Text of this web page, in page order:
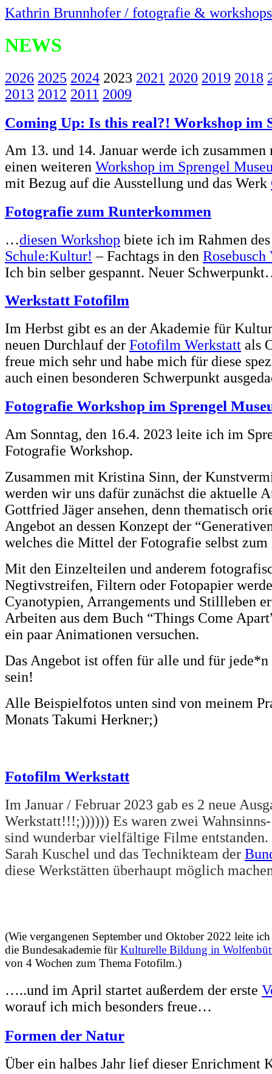
Kathrin Brunnhofer / fotografie & workshops
NEWS
2026 2025 2024 2023 2021 2020 2019 2018
2013 2012 2011 2009
Coming Up: Is this real?! Workshop im
Am 13. und 14. Januar werde ich
einen weiteren Workshop im Sprengel
mit Bezug auf die Ausstellung und das Werk
Fotografie zum Runterkommen
…diesen Workshop biete ich im Rahmen
Schule:Kultur! – Fachtags in den Rosebusch
Ich bin selber gespannt. Neuer
Werkstatt Fotofilm
Im Herbst gibt es an der Akademie für
neuen Durchlauf der Fotofilm Werkstatt als
freue mich sehr und habe mich für diese
auch einen besonderen Schwerpunkt
Fotografie Workshop im Sprengel
Am Sonntag, den 16.4. 2023 leite ich im
Fotografie Workshop.
Zusammen mit Kristina Sinn, der
werden wir uns dafür zunächst die aktuelle
Gottfried Jäger ansehen, denn thematisch
Angebot an dessen Konzept der
welches die Mittel der Fotografie selbst
Mit den Einzelteilen und anderem
Negtivstreifen, Filtern oder Fotopapier
Cyanotypien, Arrangements und Stillleben
Arbeiten aus dem Buch “Things Come
ein paar Animationen versuchen.
Das Angebot ist offen für alle und für
sein!
Alle Beispielfotos unten sind von meinem
Monats Takumi Herkner;)
Fotofilm Werkstatt
Im Januar / Februar 2023 gab es 2 neue
Werkstatt!!!;)))))) Es waren zwei
sind wunderbar vielfältige Filme
Sarah Kuschel und das Technikteam der
diese Werkstätten überhaupt möglich
(Wie vergangenen September und Oktober 2022 leite
die Bundesakademie fürKulturelle Bildung in
von 4 Wochen zum Thema Fotofilm.)
…..und im April startet außerdem der erste
worauf ich mich besonders freue…
Formen der Natur
Über ein halbes Jahr lief dieser Enrichment